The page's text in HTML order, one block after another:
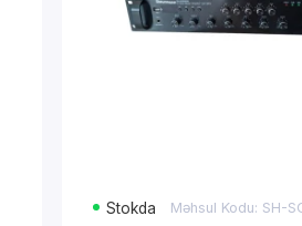
Stokda Məhsul Kodu: SH-